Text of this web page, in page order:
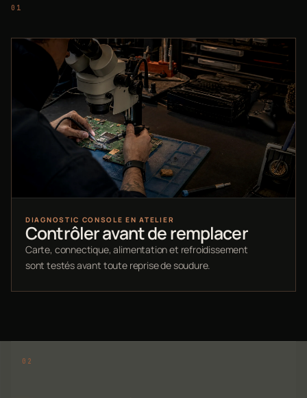
DIAGNOSTIC CONSOLE EN ATELIER
Contrôler avant de remplacer
Carte, connectique, alimentation et refroidissement
sont testés avant toute reprise de soudure.